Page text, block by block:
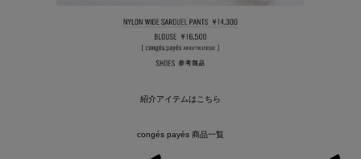
紹介アイテムはこちら
congés payés 商品一覧